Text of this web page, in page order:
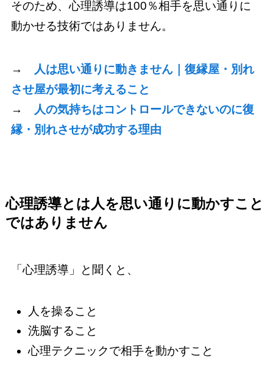
そのため、心理誘導は100％相手を思い通りに
動かせる技術ではありません。
→
人は思い通りに動きません｜復縁屋・別れ
させ屋が最初に考えること
→
人の気持ちはコントロールできないのに復
縁・別れさせが成功する理由
心理誘導とは人を思い通りに動かすこと
ではありません
「心理誘導」と聞くと、
人を操ること
洗脳すること
心理テクニックで相手を動かすこと